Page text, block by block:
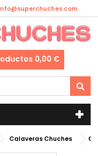
0,00 €
Calaveras Chuches